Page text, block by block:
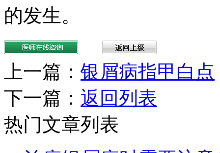
的发生。
上一篇： 银屑病指甲白点
下一篇： 返回列表
热门文章列表